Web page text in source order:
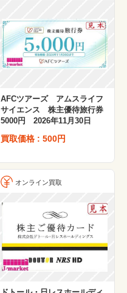
AFCツアーズ アムスライフ
サイエンス 株主優待旅行券
5000円 2026年11月30日
買取価格 : 500円
オンライン買取